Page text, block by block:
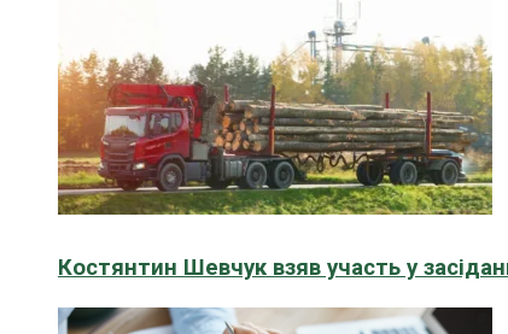
Костянтин Шевчук взяв участь у